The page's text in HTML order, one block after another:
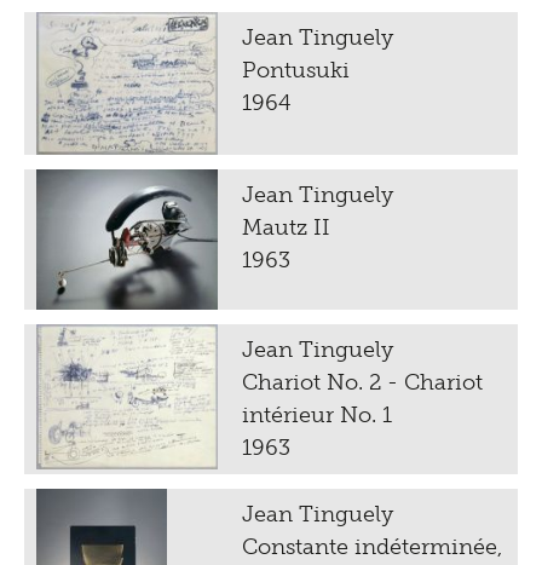
Jean Tinguely
Pontusuki
1964
Jean Tinguely
Mautz II
1963
Jean Tinguely
Chariot No. 2 - Chariot
intérieur No. 1
1963
Jean Tinguely
Constante indéterminée,